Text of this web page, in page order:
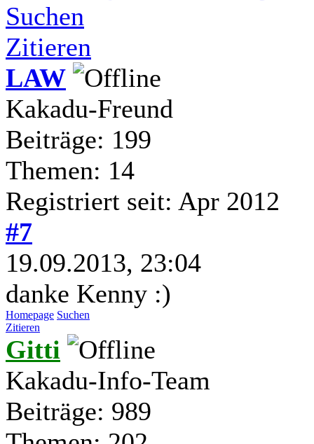
Suchen
Zitieren
LAW
Kakadu-Freund
Beiträge: 199
Themen: 14
Registriert seit: Apr 2012
#7
19.09.2013, 23:04
danke Kenny :)
Homepage Suchen
Zitieren
Gitti
Kakadu-Info-Team
Beiträge: 989